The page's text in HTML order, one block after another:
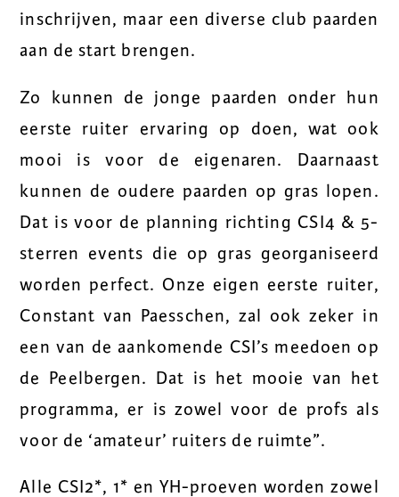
inschrijven, maar een diverse club paarden
aan de start brengen.
Zo kunnen de jonge paarden onder hun
eerste ruiter ervaring op doen, wat ook
mooi is voor de eigenaren. Daarnaast
kunnen de oudere paarden op gras lopen.
Dat is voor de planning richting CSI4 & 5-
sterren events die op gras georganiseerd
worden perfect. Onze eigen eerste ruiter,
Constant van Paesschen, zal ook zeker in
een van de aankomende CSI’s meedoen op
de Peelbergen. Dat is het mooie van het
programma, er is zowel voor de profs als
voor de ‘amateur’ ruiters de ruimte”.
Alle CSI2*, 1* en YH-proeven worden zowel